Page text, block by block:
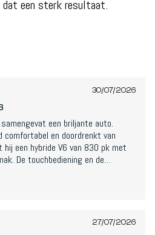
een sterk resultaat.
30/07/2026
een briljante auto.
comfortabel en doordrenkt van
een hybride V6 van 830 pk met
De touchbediening en de
elektromotor samenwerken is
27/07/2026